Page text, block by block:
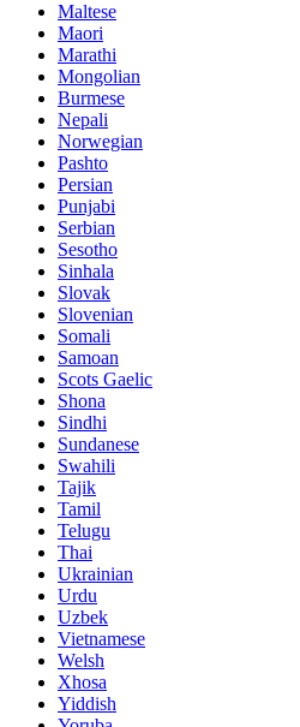
Maltese
Maori
Marathi
Mongolian
Burmese
Nepali
Norwegian
Pashto
Persian
Punjabi
Serbian
Sesotho
Sinhala
Slovak
Slovenian
Somali
Samoan
Scots Gaelic
Shona
Sindhi
Sundanese
Swahili
Tajik
Tamil
Telugu
Thai
Ukrainian
Urdu
Uzbek
Vietnamese
Welsh
Xhosa
Yiddish